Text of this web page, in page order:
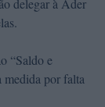
delegar à Ader
“Saldo e
medida por falta